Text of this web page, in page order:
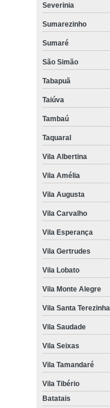
Severinia
Sumarezinho
Sumaré
São Simão
Tabapuã
Taiúva
Tambaú
Taquaral
Vila Albertina
Vila Amélia
Vila Augusta
Vila Carvalho
Vila Esperança
Vila Gertrudes
Vila Lobato
Vila Monte Alegre
Vila Santa Terezinha
Vila Saudade
Vila Seixas
Vila Tamandaré
Vila Tibério
Batatais